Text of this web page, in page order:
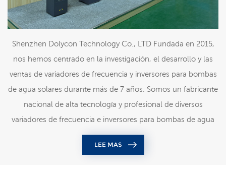
Shenzhen Dolycon Technology Co., LTD Fundada en 2015,
nos hemos centrado en la investigación, el desarrollo y las
ventas de variadores de frecuencia y inversores para bombas
de agua solares durante más de 7 años. Somos un fabricante
nacional de alta tecnología y profesional de diversos
variadores de frecuencia e inversores para bombas de agua
solares Por qué elegir Dolycon Equipo: profesional y
experimentado Producto: alta calidad, cada procedimiento
LEE MAS